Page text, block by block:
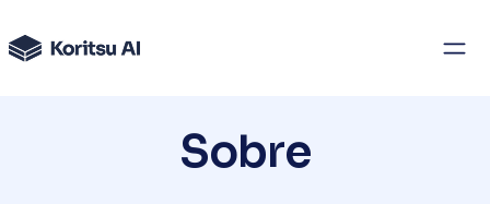
Sobre